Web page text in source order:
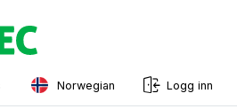
Norwegian Logg inn